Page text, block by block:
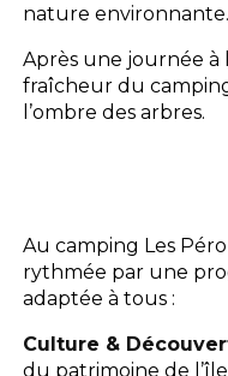
nature environnante.
Après une journée à
fraîcheur du
l’ombre des arbres.
Au camping Les
rythmée par une
adaptée à tous :
Culture &
du patrimoine de